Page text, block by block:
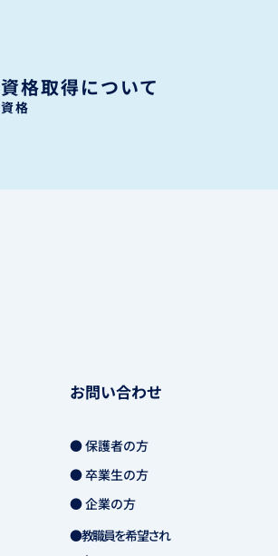
資格取得について
資格
お問い合わせ
● 保護者の方
● 卒業生の方
● 企業の方
● 教職員を希望され